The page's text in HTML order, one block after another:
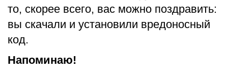
то, скорее всего, вас можно поздравить:
вы скачали и установили вредоносный
код.
Напоминаю!